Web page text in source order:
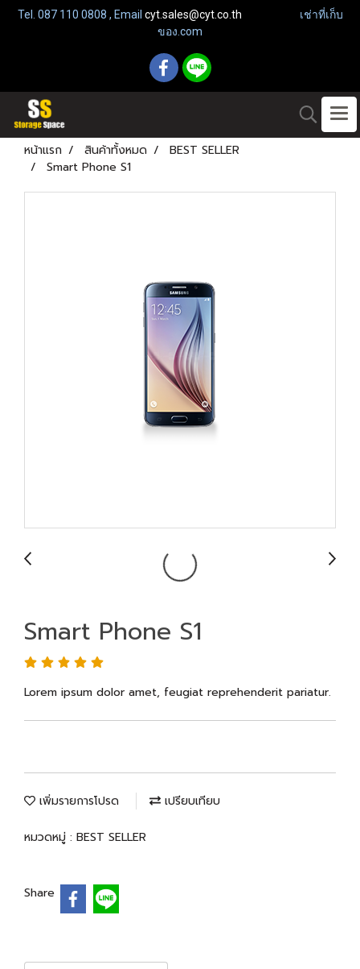
Tel. 087 110 0808 , Email cyt.sales@cyt.co.th เช่าที่เก็บ
ของ.com
หน้าแรก สินค้าทั้งหมด
BEST SELLER
Smart Phone S1
Smart Phone S1
Lorem ipsum dolor amet, feugiat reprehenderit pariatur.
เพิ่มรายการโปรด เปรียบเทียบ
หมวดหมู่ : BEST SELLER
Share